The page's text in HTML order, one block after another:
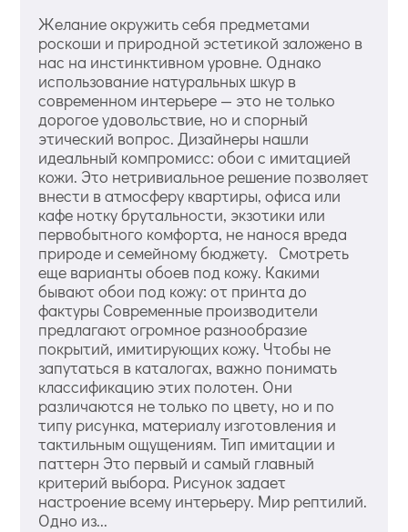
Желание окружить себя предметами
роскоши и природной эстетикой заложено в
нас на инстинктивном уровне. Однако
использование натуральных шкур в
современном интерьере — это не только
дорогое удовольствие, но и спорный
этический вопрос. Дизайнеры нашли
идеальный компромисс: обои с имитацией
кожи. Это нетривиальное решение позволяет
внести в атмосферу квартиры, офиса или
кафе нотку брутальности, экзотики или
первобытного комфорта, не нанося вреда
природе и семейному бюджету. Смотреть
еще варианты обоев под кожу. Какими
бывают обои под кожу: от принта до
фактуры Современные производители
предлагают огромное разнообразие
покрытий, имитирующих кожу. Чтобы не
запутаться в каталогах, важно понимать
классификацию этих полотен. Они
различаются не только по цвету, но и по
типу рисунка, материалу изготовления и
тактильным ощущениям. Тип имитации и
паттерн Это первый и самый главный
критерий выбора. Рисунок задает
настроение всему интерьеру. Мир рептилий.
Одно из...